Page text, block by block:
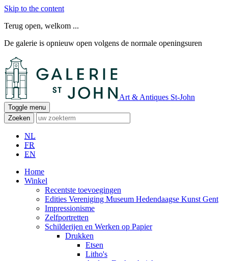
Skip to the content
Terug open, welkom ...
De galerie is opnieuw open volgens de normale openingsuren
Art & Antiques St-John
Toggle menu
Zoeken
NL
FR
EN
Home
Winkel
Recentste toevoegingen
Edities Vereniging Museum Hedendaagse Kunst Gent
Impressionisme
Zelfportretten
Schilderijen en Werken op Papier
Drukken
Etsen
Litho's